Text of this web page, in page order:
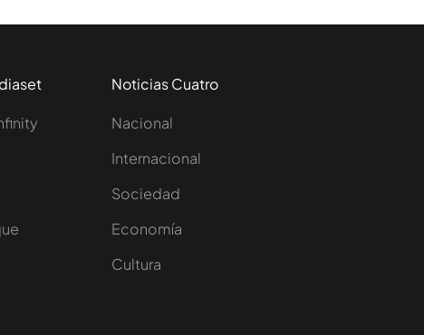
Noticias Cuatro
Nacional
Internacional
Sociedad
Economía
Cultura